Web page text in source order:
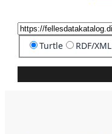
Turtle RDF/XML